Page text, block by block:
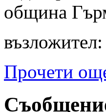
община
Прочети